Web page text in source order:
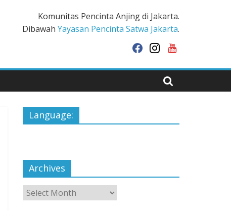
Komunitas Pencinta Anjing di Jakarta.
Dibawah Yayasan Pencinta Satwa Jakarta.
facebookinstagram
youtube
Language:
Archives
Archives